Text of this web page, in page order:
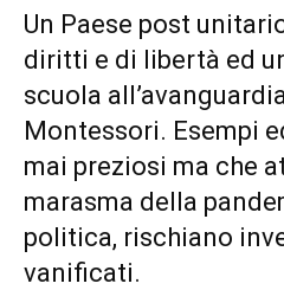
Un Paese post
diritti e di libertà ed
scuola
Montessori. Esempi
mai preziosi ma che
marasma della
politica, rischiano
vanificati.